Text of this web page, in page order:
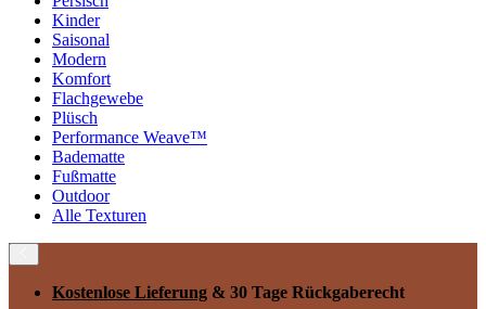
Kinder
Saisonal
Modern
Komfort
Flachgewebe
Plüsch
Performance Weave™
Badematte
Fußmatte
Outdoor
Alle Texturen
Kostenlose Lieferung & 30 Tage Rückgaberecht